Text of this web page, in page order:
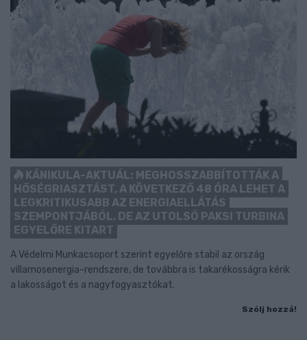
KÁNIKULA-AKTUÁL: MEGHOSSZABBÍTOTTÁK A
HŐSÉGRIASZTÁST, A KÖVETKEZŐ 48 ÓRA LEHET A
LEGKRITIKUSABB AZ ENERGIAELLÁTÁS
SZEMPONTJÁBÓL, DE AZ UTOLSÓ PAKSI TURBINA
EGYELŐRE KITART
A Védelmi Munkacsoport szerint egyelőre stabil az ország
villamosenergia-rendszere, de továbbra is takarékosságra kérik
a lakosságot és a nagyfogyasztókat.
Szólj hozzá!